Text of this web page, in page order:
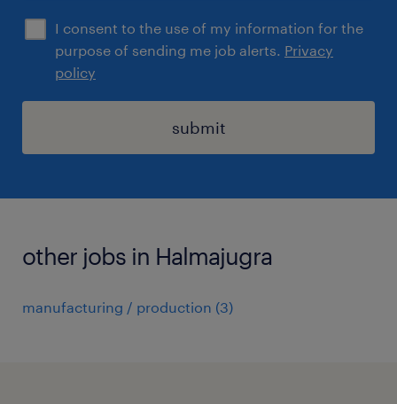
I consent to the use of my information for the
purpose of sending me job alerts. Privacy
policy
submit
other jobs in Halmajugra
manufacturing / production (3)